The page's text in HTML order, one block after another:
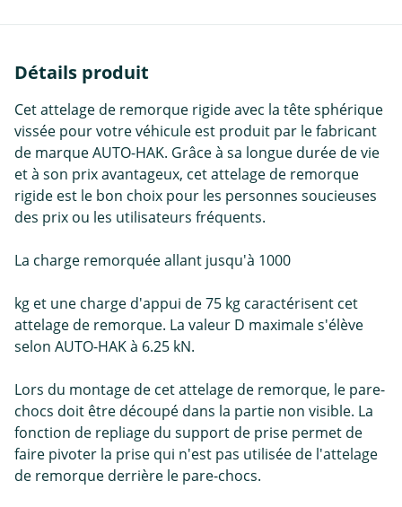
Détails produit
Cet attelage de remorque rigide avec la tête sphérique
vissée pour votre véhicule est produit par le fabricant
de marque AUTO-HAK. Grâce à sa longue durée de vie
et à son prix avantageux, cet attelage de remorque
rigide est le bon choix pour les personnes soucieuses
des prix ou les utilisateurs fréquents.
La charge remorquée allant jusqu'à 1000
kg et une charge d'appui de 75 kg caractérisent cet
attelage de remorque. La valeur D maximale s'élève
selon AUTO-HAK à 6.25 kN.
Lors du montage de cet attelage de remorque, le pare-
chocs doit être découpé dans la partie non visible. La
fonction de repliage du support de prise permet de
faire pivoter la prise qui n'est pas utilisée de l'attelage
de remorque derrière le pare-chocs.